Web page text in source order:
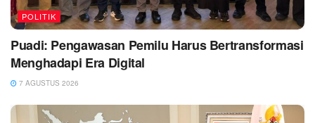
POLITIK
Puadi: Pengawasan Pemilu Harus Bertransformasi
Menghadapi Era Digital
7 AGUSTUS 2026